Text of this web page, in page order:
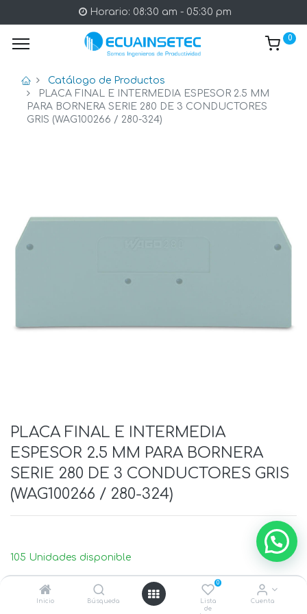
Inicio Búsqueda
0
Lista
de
Cuenta
Horario: 08:30 am - 05:30 pm
0
Catálogo de Productos
PLACA FINAL E INTERMEDIA ESPESOR 2.5 MM
PARA BORNERA SERIE 280 DE 3 CONDUCTORES
GRIS (WAG100266 / 280-324)
PLACA FINAL E INTERMEDIA
ESPESOR 2.5 MM PARA BORNERA
SERIE 280 DE 3 CONDUCTORES GRIS
(WAG100266 / 280-324)
105 Unidades disponible